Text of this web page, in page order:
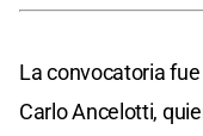
La convocatoria
Carlo Ancelotti,